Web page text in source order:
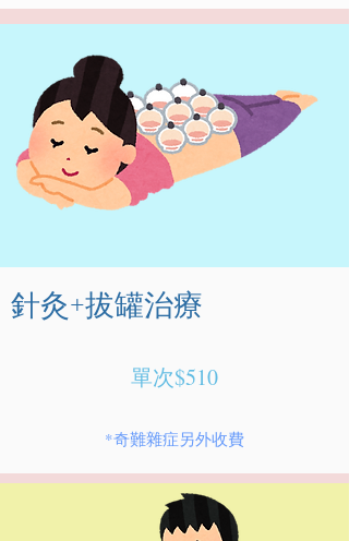
針灸+拔罐治療
單次$510
​*奇難雜症另外收費